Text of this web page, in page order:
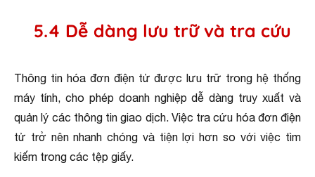
5.4 Dễ dàng lưu trữ và tra cứu
Thông tin hóa đơn điện tử được lưu trữ trong hệ thống
máy tính, cho phép doanh nghiệp dễ dàng truy xuất và
quản lý các thông tin giao dịch. Việc tra cứu hóa đơn điện
tử trở nên nhanh chóng và tiện lợi hơn so với việc tìm
kiếm trong các tệp giấy.